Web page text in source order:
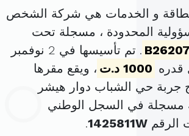
و الخدمات هي شركة الشخص
المحدودة ، مسجلة تحت
. تم تأسيسها في 2 نوفمبر
1000 د.ت
، ويقع مقرها
جربة حي الشباب دوار هيشر
مسجلة في السجل الوطني
1425811W
.